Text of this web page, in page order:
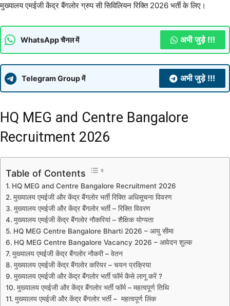
मुख्यालय एमईजी केंद्र बैंगलोर ग्रुप सी सिविलियन रिक्ति 2026 भर्ती के लिए।
WhatsApp चैनल में अभी जुड़े !!!
Telegram Group में अभी जुड़े !!!
HQ MEG and Centre Bangalore
Recruitment 2026
Table of Contents
HQ MEG and Centre Bangalore Recruitment 2026
मुख्यालय एमईजी और केंद्र बैंगलोर भर्ती रिक्ति अधिसूचना विवरण
मुख्यालय एमईजी और केंद्र बैंगलोर भर्ती – रिक्ति विवरण
मुख्यालय एमईजी केंद्र बैंगलोर नौकरियां – शैक्षिक योग्यता
HQ MEG Centre Bangalore Bharti 2026 – आयु सीमा
HQ MEG Centre Bangalore Vacancy 2026 – आवेदन शुल्क
मुख्यालय एमईजी केंद्र बैंगलोर नौकरी – वेतन
मुख्यालय एमईजी केंद्र बैंगलोर करियर – चयन प्रक्रिया
मुख्यालय एमईजी और केंद्र बैंगलोर भर्ती फॉर्म कैसे लागू करें ?
मुख्यालय एमईजी और केंद्र बैंगलोर भर्ती फॉर्म – महत्वपूर्ण तिथि
मुख्यालय एमईजी और केंद्र बैंगलोर भर्ती – महत्वपूर्ण लिंक